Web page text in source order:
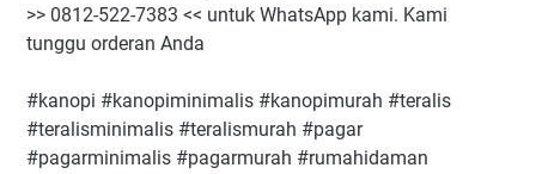
>> 0812-522-7383 << untuk WhatsApp kami. Kami
tunggu orderan Anda
#kanopi #kanopiminimalis #kanopimurah #teralis
#teralisminimalis #teralismurah #pagar
#pagarminimalis #pagarmurah #rumahidaman